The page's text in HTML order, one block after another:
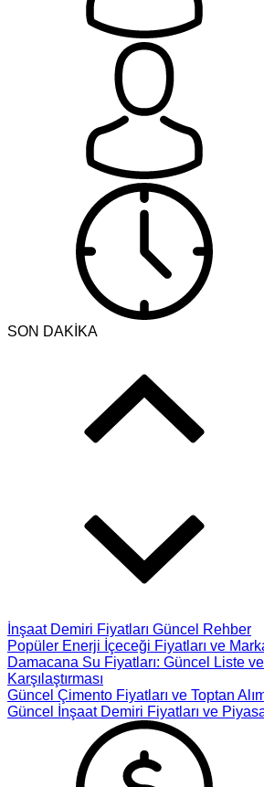
SON DAKİKA
İnşaat Demiri Fiyatları Güncel Rehber
Popüler Enerji İçeceği Fiyatları ve
Damacana Su Fiyatları: Güncel Liste
Karşılaştırması
Güncel Çimento Fiyatları ve Toptan
Güncel İnşaat Demiri Fiyatları ve